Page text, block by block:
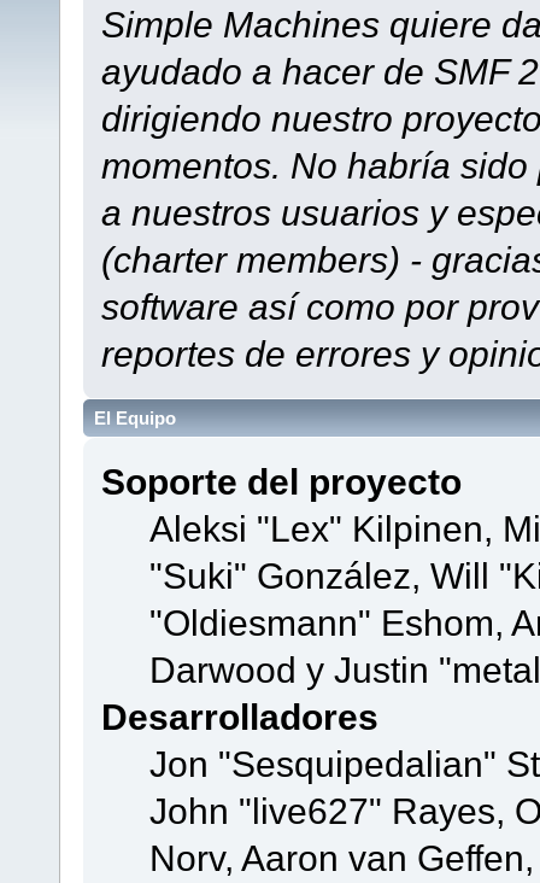
Simple Machines quiere
ayudado a hacer de SMF
dirigiendo nuestro
momentos. No habría
a nuestros usuarios y
(charter members) -
software así como por
reportes de errores y
El Equipo
Soporte del proyecto
Aleksi "Lex" Kilpinen,
"Suki" González, Will
"Oldiesmann" Eshom,
Darwood y Justin
Desarrolladores
Jon "Sesquipedalian"
John "live627" Rayes,
Norv, Aaron van